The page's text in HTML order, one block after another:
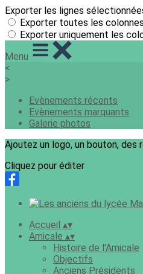
Exporter les lignes
Exporter toutes les colonnes
Exporter uniquement les
Menu
<
>
Evènements récents
Evènements marquants
Galerie photos
Ajoutez un logo, un bouton, des
Cliquez pour éditer
Accueil ▴▾
Amicale ▴▾
Histoire de l'Amicale
Objectifs
Anciens Présidents